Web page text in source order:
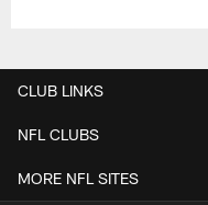
CLUB LINKS
NFL CLUBS
MORE NFL SITES